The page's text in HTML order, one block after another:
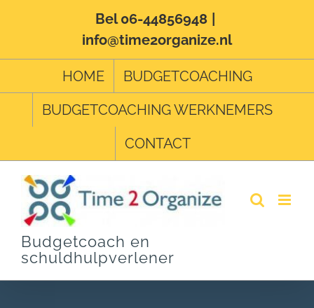
Bel 06-44856948
info@time2organize.nl
HOME
BUDGETCOACHING
BUDGETCOACHING WERKNEMERS
CONTACT
Budgetcoach en
schuldhulpverlener